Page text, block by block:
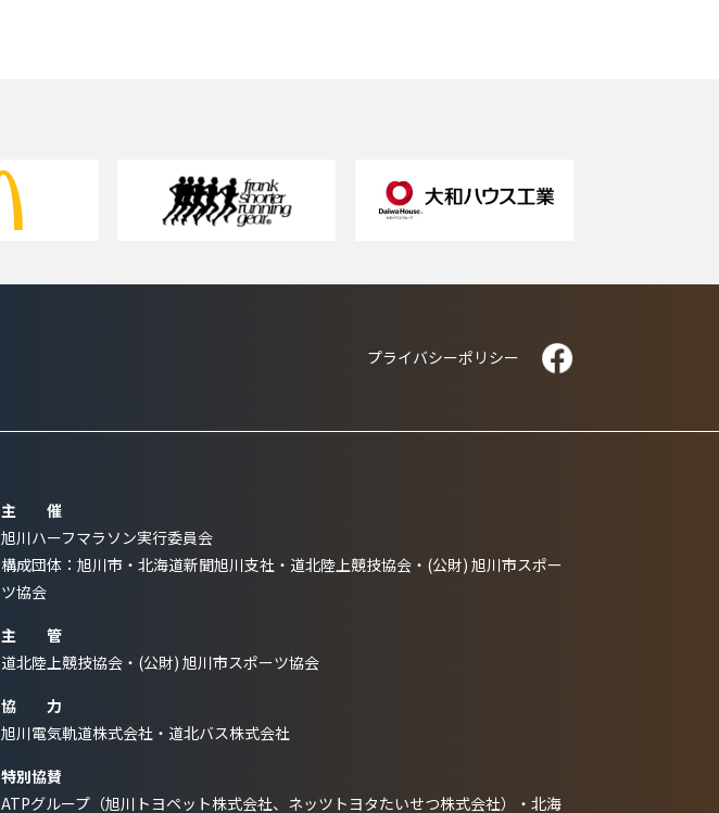
プライバシーポリシー
主 催
旭川ハーフマラソン実行委員会
構成団体：旭川市・北海道新聞旭川支社・道北陸上競技協会・(公財) 旭川市スポー
ツ協会
主 管
道北陸上競技協会・(公財) 旭川市スポーツ協会
協 力
旭川電気軌道株式会社・道北バス株式会社
特別協賛
ATPグループ（旭川トヨペット株式会社、ネッツトヨタたいせつ株式会社）・北海